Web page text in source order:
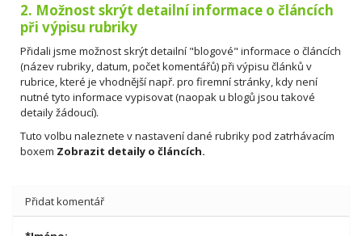
2. Možnost skrýt detailní informace o článcích
při výpisu rubriky
Přidali jsme možnost skrýt detailní "blogové" informace o článcích
(název rubriky, datum, počet komentářů) při výpisu článků v
rubrice, které je vhodnější např. pro firemní stránky, kdy není
nutné tyto informace vypisovat (naopak u blogů jsou takové
detaily žádoucí).
Tuto volbu naleznete v nastavení dané rubriky pod zatrhávacím
boxem Zobrazit detaily o článcích.
Přidat komentář